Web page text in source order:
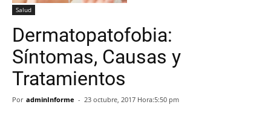
Salud
Dermatopatofobia:
Síntomas, Causas y
Tratamientos
Por adminInforme - 23 octubre, 2017 Hora:5:50 pm